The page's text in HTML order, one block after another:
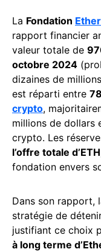
La Fondation
rapport financier
valeur totale de
octobre 2024
dizaines de
est réparti entre
crypto,
millions de dollars
crypto. Les
l’offre totale d’ETH
fondation envers
Dans son rapport,
stratégie de
justifiant ce choix
à long terme